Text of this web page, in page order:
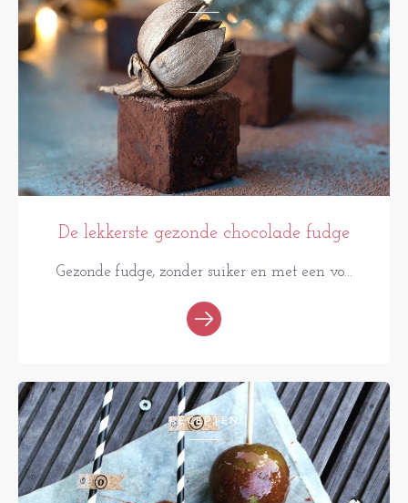
De lekkerste gezonde chocolade fudge
Gezonde fudge, zonder suiker en met een vo...
RECEPTEN